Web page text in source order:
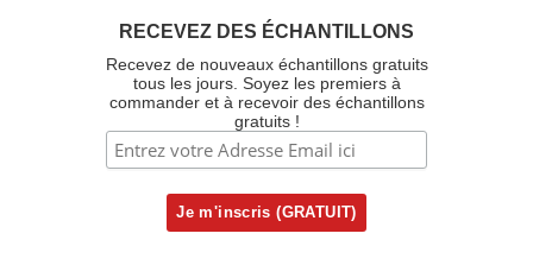
RECEVEZ DES ÉCHANTILLONS
Recevez de nouveaux échantillons gratuits
tous les jours. Soyez les premiers à
commander et à recevoir des échantillons
gratuits !